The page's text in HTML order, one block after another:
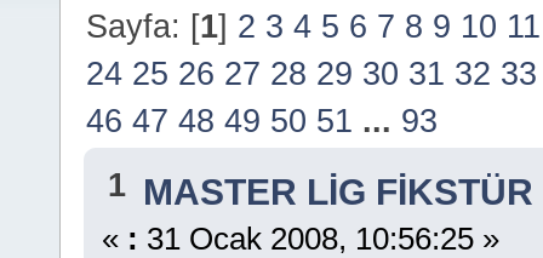
Sayfa: [1] 2 3 4 5 6 7 8 9 10 11
24 25 26 27 28 29 30 31 32 33
46 47 48 49 50 51 ... 93
1 MASTER LİG FİKSTÜR
« : 31 Ocak 2008, 10:56:25 »